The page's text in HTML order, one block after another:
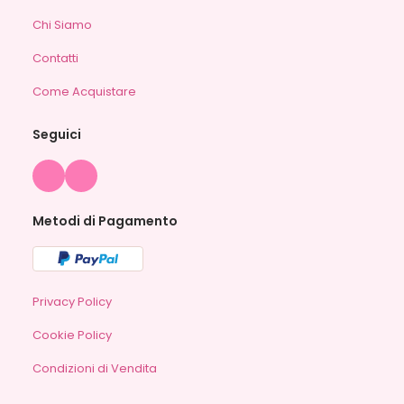
Chi Siamo
Contatti
Come Acquistare
Seguici
Metodi di Pagamento
Privacy Policy
Cookie Policy
Condizioni di Vendita